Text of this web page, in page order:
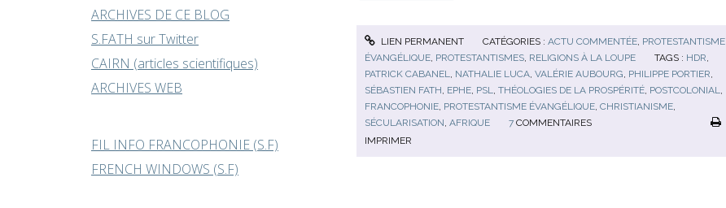
ARCHIVES DE CE BLOG
S.FATH sur Twitter
CAIRN (articles scientifiques)
ARCHIVES WEB
FIL INFO FRANCOPHONIE (S.F)
FRENCH WINDOWS (S.F)
LIEN PERMANENT CATÉGORIES :ACTU COMMENTÉE, PROTESTANTISME
ÉVANGÉLIQUE, PROTESTANTISMES, RELIGIONS À LA LOUPE TAGS : HDR,
PATRICK CABANEL, NATHALIE LUCA, VALÉRIE AUBOURG, PHILIPPE PORTIER,
SÉBASTIEN FATH, EPHE, PSL, THÉOLOGIES DE LA PROSPÉRITÉ, POSTCOLONIAL,
FRANCOPHONIE, PROTESTANTISME ÉVANGÉLIQUE, CHRISTIANISME,
SÉCULARISATION, AFRIQUE 7 COMMENTAIRES
IMPRIMER